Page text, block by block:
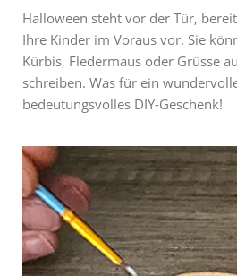
Halloween steht vor der Tür,
Ihre Kinder im Voraus vor. Sie
Kürbis, Fledermaus oder Grüsse
schreiben. Was für ein
bedeutungsvolles DIY-Geschenk!